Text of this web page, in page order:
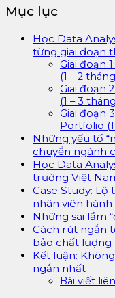
Mục lục
Học Data
từng giai đoạn
Giai đoạn
(1 – 2
Giai đoạn
(1 – 3
Giai đoạn
Portfolio
Những yếu tố
chuyển ngành
Học Data
trường Việt
Case Study: Lộ
nhân viên
Những sai lầm
Cách rút ngắn
bảo chất lượng
Kết luận:
ngắn nhất
Bài viết